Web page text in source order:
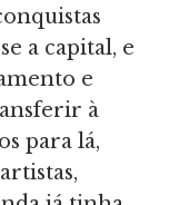
a capital, e
e
à
para lá,